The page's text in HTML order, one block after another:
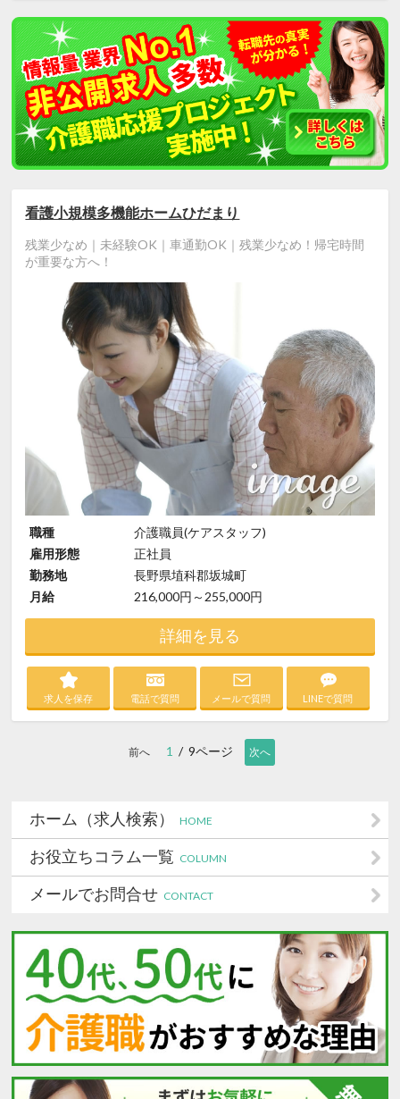
看護小規模多機能ホームひだまり
残業少なめ｜未経験OK｜車通勤OK｜残業少なめ！帰宅時間
が重要な方へ！
職種
介護職員(ケアスタッフ)
雇用形態
正社員
勤務地
長野県埴科郡坂城町
月給
216,000円～255,000円
詳細を見る
求人を保存 電話で質問 メールで質問 LINEで質問
前へ 1 / 9ページ 次へ
ホーム（求人検索）HOME
お役立ちコラム一覧 COLUMN
メールでお問合せ CONTACT